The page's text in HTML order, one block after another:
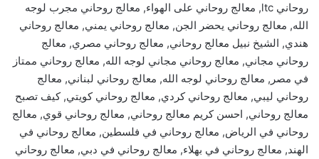
روحاني ltc, معالج روحاني على الهواء, معالج روحاني مجرب لوجه
الله, معالج روحاني يحضر الجن, معالج روحاني يمني, معالج روحاني
هندي, الشيخ نبيل معالج روحاني, معالج روحاني مصري, معالج
روحاني مجاني, معالج روحاني مجاني لوجه الله, معالج روحاني ممتاز
في مصر, معالج روحاني لوجه الله, معالج روحاني لبناني, معالج
روحاني ليبي, معالج روحاني كردي, معالج روحاني كويتي, كيف تصبح
معالج روحاني, احسن كريم معالج روحاني, معالج روحاني قوي, معالج
روحاني في الرياض, معالج روحاني في فلسطين, معالج روحاني في
الهند, معالج روحاني في بهلاء, معالج روحاني في دبي, معالج روحاني